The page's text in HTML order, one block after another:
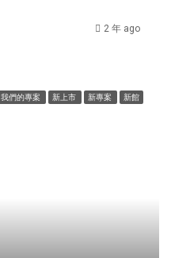
2 年 ago
我們的專案 新上市 新專案 新館